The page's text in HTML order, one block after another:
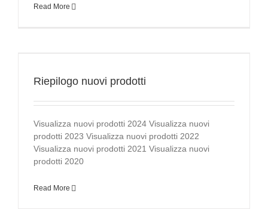
Read More
Riepilogo nuovi prodotti
Visualizza nuovi prodotti 2024 Visualizza nuovi
prodotti 2023 Visualizza nuovi prodotti 2022
Visualizza nuovi prodotti 2021 Visualizza nuovi
prodotti 2020
Read More